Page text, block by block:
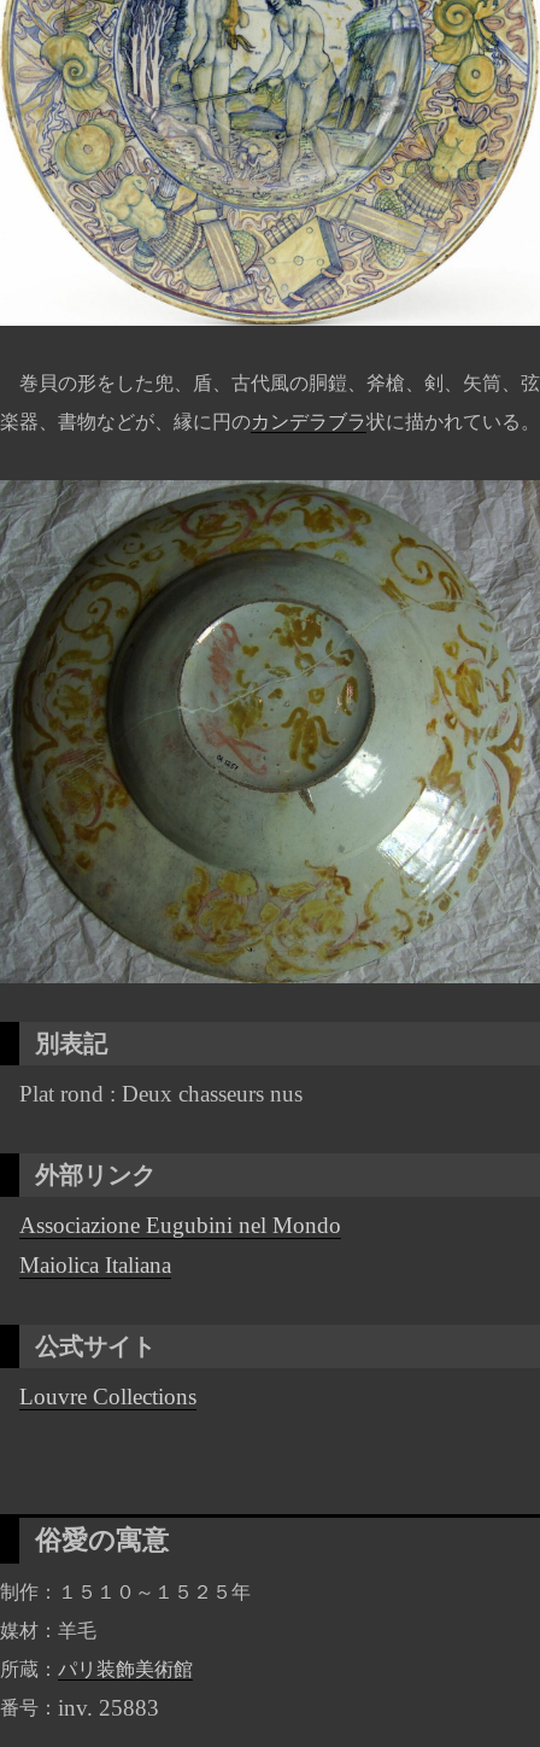
巻貝の形をした兜、盾、古代風の胴鎧、斧槍、剣、矢筒、弦
楽器、書物などが、縁に円のカンデラブラ状に描かれている。
別表記
Plat rond : Deux chasseurs nus
外部リンク
Associazione Eugubini nel Mondo
Maiolica Italiana
公式サイト
Louvre Collections
俗愛の寓意
制作
１５１０～１５２５年
媒材
羊毛
所蔵
パリ装飾美術館
番号
inv. 25883